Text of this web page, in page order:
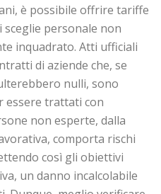
è possibile offrire tariffe
personale non
inquadrato. Atti ufficiali
di aziende che, se
nulli, sono
trattati con
non esperte, dalla
comporta rischi
così gli obiettivi
un danno incalcolabile